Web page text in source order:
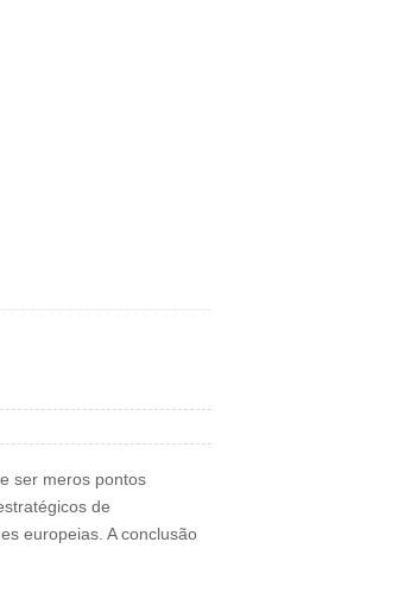
ser meros pontos
de
europeias. A conclusão